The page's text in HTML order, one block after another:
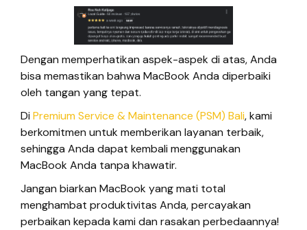
Dengan memperhatikan aspek-aspek di atas, Anda
bisa memastikan bahwa MacBook Anda diperbaiki
oleh tangan yang tepat.
Di Premium Service & Maintenance (PSM) Bali, kami
berkomitmen untuk memberikan layanan terbaik,
sehingga Anda dapat kembali menggunakan
MacBook Anda tanpa khawatir.
Jangan biarkan MacBook yang mati total
menghambat produktivitas Anda, percayakan
perbaikan kepada kami dan rasakan perbedaannya!